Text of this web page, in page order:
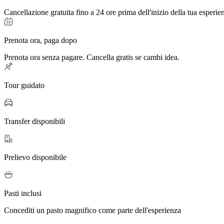
Cancellazione gratuita fino a 24 ore prima dell'inizio della tua
Prenota ora, paga dopo
Prenota ora senza pagare. Cancella gratis se cambi idea.
Tour guidato
Transfer disponibili
Prelievo disponibile
Pasti inclusi
Concediti un pasto magnifico come parte dell'esperienza